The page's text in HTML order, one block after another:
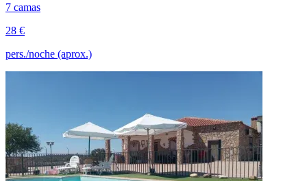
7 camas
28 €
pers./noche (aprox.)